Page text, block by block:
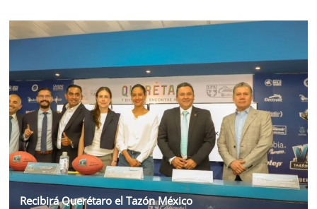
Recibirá Querétaro el Tazón México